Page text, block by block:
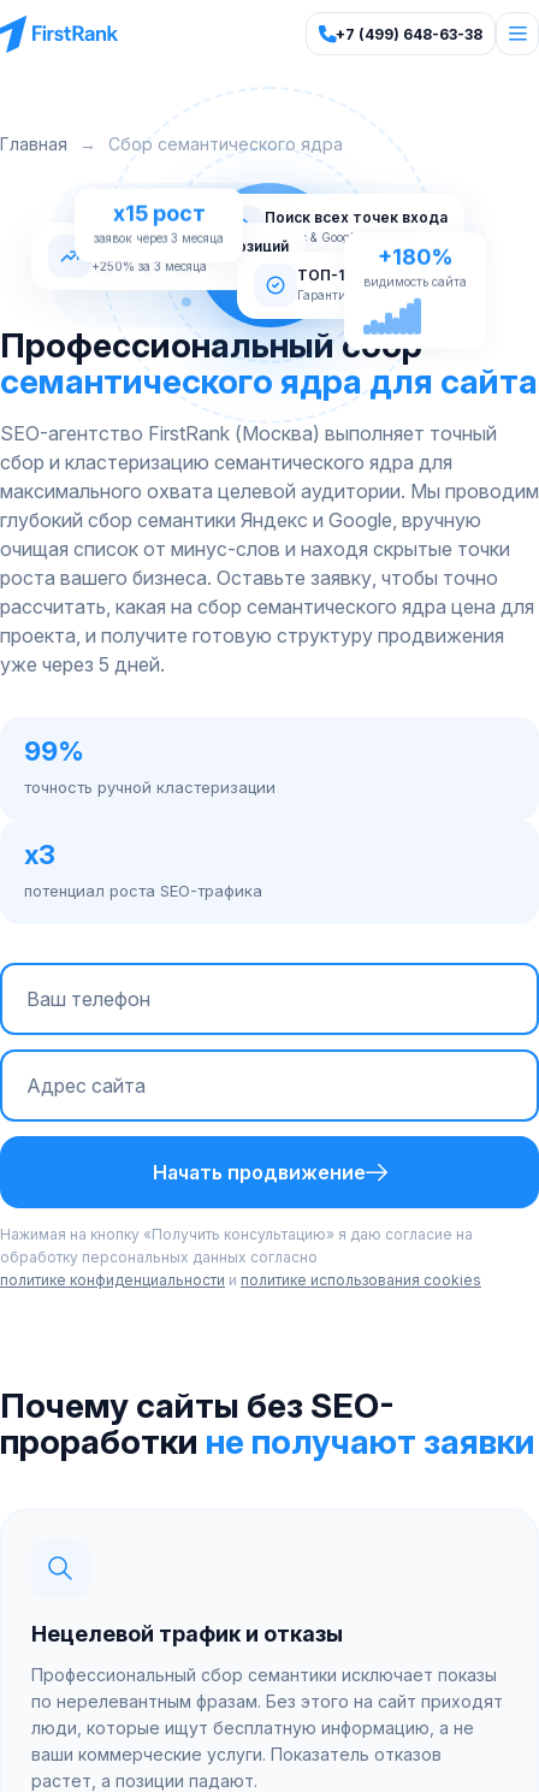
+7 (499) 648-63-38
Главная → Сбор семантического ядра
Профессиональный сбор
семантического ядра для сайта
SEO-агентство FirstRank (Москва) выполняет точный
сбор и кластеризацию семантического ядра для
максимального охвата целевой аудитории. Мы проводим
глубокий сбор семантики Яндекс и Google, вручную
очищая список от минус-слов и находя скрытые точки
роста вашего бизнеса. Оставьте заявку, чтобы точно
рассчитать, какая на сбор семантического ядра цена для
проекта, и получите готовую структуру продвижения
уже через 5 дней.
99%
точность ручной кластеризации
x3
потенциал роста SEO-трафика
Начать продвижение
Нажимая на кнопку «Получить консультацию» я даю согласие на
обработку персональных данных согласно
политике конфиденциальности и политике использования cookies
Яндекс & Google
Стабильный рост позиций
ТОП-10 Яндекс
Гарантия по договору
x15 рост
заявок через 3 месяца
+180%
видимость сайта
Почему сайты без SEO-
проработки не получают заявки
Нецелевой трафик и отказы
Профессиональный сбор семантики исключает показы
по нерелевантным фразам. Без этого на сайт приходят
люди, которые ищут бесплатную информацию, а не
ваши коммерческие услуги. Показатель отказов
растет, а позиции падают.